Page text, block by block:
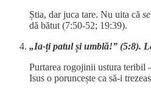
Știa, dar juca tare. Nu uita că
dă bătut (7:50-52; 19:39).
„Ia-ți patul și umblă!” (5:8).
Purtarea rogojinii ustura teribil
Isus o poruncește ca să-i